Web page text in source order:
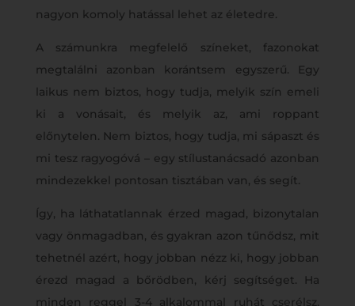
nagyon komoly hatással lehet az életedre.
A számunkra megfelelő színeket, fazonokat
megtalálni azonban korántsem egyszerű. Egy
laikus nem biztos, hogy tudja, melyik szín emeli
ki a vonásait, és melyik az, ami roppant
előnytelen. Nem biztos, hogy tudja, mi sápaszt és
mi tesz ragyogóvá – egy stílustanácsadó azonban
mindezekkel pontosan tisztában van, és segít.
Így, ha láthatatlannak érzed magad, bizonytalan
vagy önmagadban, és gyakran azon tűnődsz, mit
tehetnél azért, hogy jobban nézz ki, hogy jobban
érezd magad a bőrödben, kérj segítséget. Ha
minden reggel 3-4 alkalommal ruhát cserélsz,